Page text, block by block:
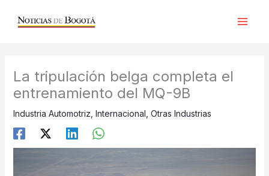
La tripulación belga completa el
entrenamiento del MQ-9B
Industria Automotriz Internacional Otras Industrias